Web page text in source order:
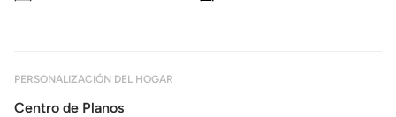
PERSONALIZACIÓN DEL HOGAR
Centro de Planos